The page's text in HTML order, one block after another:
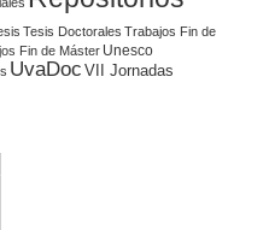
Tesis Doctorales Trabajos Fin de
Fin de Máster Unesco
UvaDoc VII Jornadas